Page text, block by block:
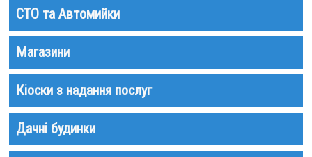
СТО та Автомийки
Магазини
Кіоски з надання послуг
Дачні будинки